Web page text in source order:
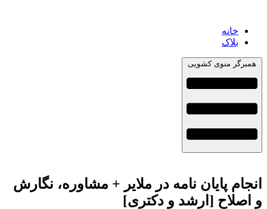
خانه
بلاک
همبرگر منوی کشویی
انجام پایان نامه در ملایر + مشاوره، نگارش
و اصلاح [ارشد و دکتری]